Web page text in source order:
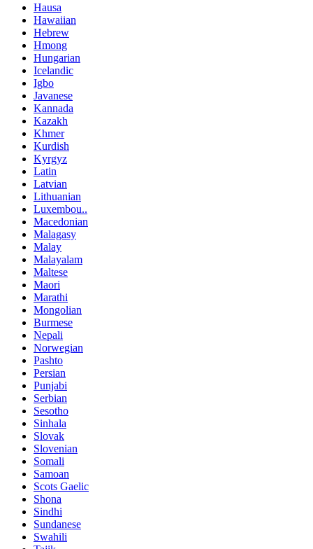
Hausa
Hawaiian
Hebrew
Hmong
Hungarian
Icelandic
Igbo
Javanese
Kannada
Kazakh
Khmer
Kurdish
Kyrgyz
Latin
Latvian
Lithuanian
Luxembou..
Macedonian
Malagasy
Malay
Malayalam
Maltese
Maori
Marathi
Mongolian
Burmese
Nepali
Norwegian
Pashto
Persian
Punjabi
Serbian
Sesotho
Sinhala
Slovak
Slovenian
Somali
Samoan
Scots Gaelic
Shona
Sindhi
Sundanese
Swahili